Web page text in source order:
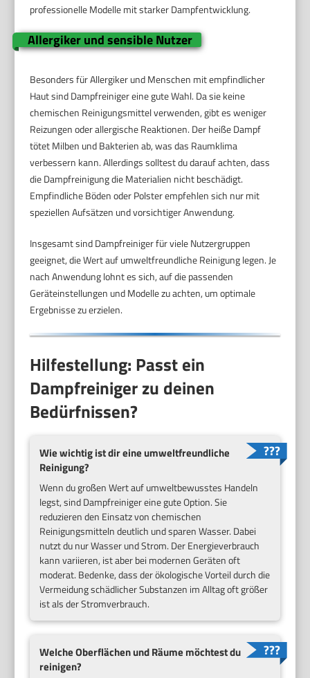
professionelle Modelle mit starker Dampfentwicklung.
Allergiker und sensible Nutzer
Besonders für Allergiker und Menschen mit empfindlicher
Haut sind Dampfreiniger eine gute Wahl. Da sie keine
chemischen Reinigungsmittel verwenden, gibt es weniger
Reizungen oder allergische Reaktionen. Der heiße Dampf
tötet Milben und Bakterien ab, was das Raumklima
verbessern kann. Allerdings solltest du darauf achten, dass
die Dampfreinigung die Materialien nicht beschädigt.
Empfindliche Böden oder Polster empfehlen sich nur mit
speziellen Aufsätzen und vorsichtiger Anwendung.
Insgesamt sind Dampfreiniger für viele Nutzergruppen
geeignet, die Wert auf umweltfreundliche Reinigung legen. Je
nach Anwendung lohnt es sich, auf die passenden
Geräteinstellungen und Modelle zu achten, um optimale
Ergebnisse zu erzielen.
Hilfestellung: Passt ein
Dampfreiniger zu deinen
Bedürfnissen?
Wie wichtig ist dir eine umweltfreundliche
Reinigung?
Wenn du großen Wert auf umweltbewusstes Handeln
legst, sind Dampfreiniger eine gute Option. Sie
reduzieren den Einsatz von chemischen
Reinigungsmitteln deutlich und sparen Wasser. Dabei
nutzt du nur Wasser und Strom. Der Energieverbrauch
kann variieren, ist aber bei modernen Geräten oft
moderat. Bedenke, dass der ökologische Vorteil durch die
Vermeidung schädlicher Substanzen im Alltag oft größer
ist als der Stromverbrauch.
Welche Oberflächen und Räume möchtest du
reinigen?